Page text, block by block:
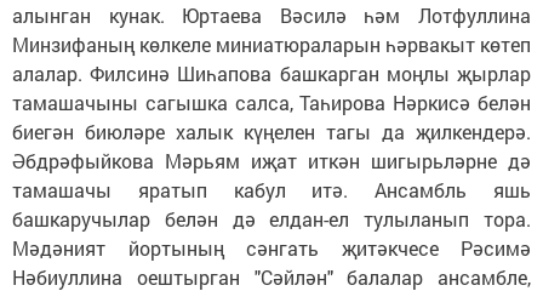
алынган кунак. Юртаева Вәсилә һәм Лотфуллина
Минзифаның көлкеле миниатюраларын һәрвакыт көтеп
алалар. Филсинә Шиһапова башкарган моңлы җырлар
тамашачыны сагышка салса, Таһирова Нәркисә белән
биегән биюләре халык күңелен тагы да җилкендерә.
Әбдрәфыйкова Мәрьям иҗат иткән шигырьләрне дә
тамашачы яратып кабул итә. Ансамбль яшь
башкаручылар белән дә елдан-ел тулыланып тора.
Мәдәният йортының сәнгать җитәкчесе Рәсимә
Нәбиуллина оештырган "Сәйлән" балалар ансамбле,